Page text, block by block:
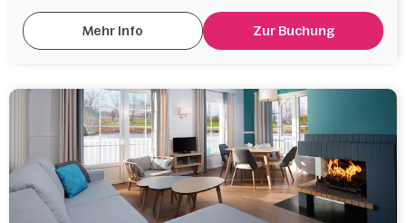
Mehr Info Zur Buchung